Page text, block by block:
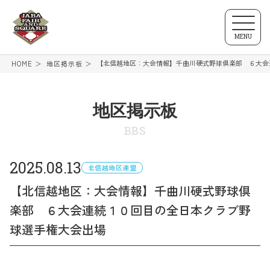
MENU
HOME 地区掲示板 【北信越地区：大会情報】千曲川硬式野球倶楽部 ６大
地区掲示板
BBS
2025.08.13 北信越地区連盟
【北信越地区：大会情報】千曲川硬式野球倶
楽部 ６大会連続１０回目の全日本クラブ野
球選手権大会出場